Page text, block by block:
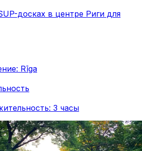
досках в центре Риги для
Rīga
: 3 часы